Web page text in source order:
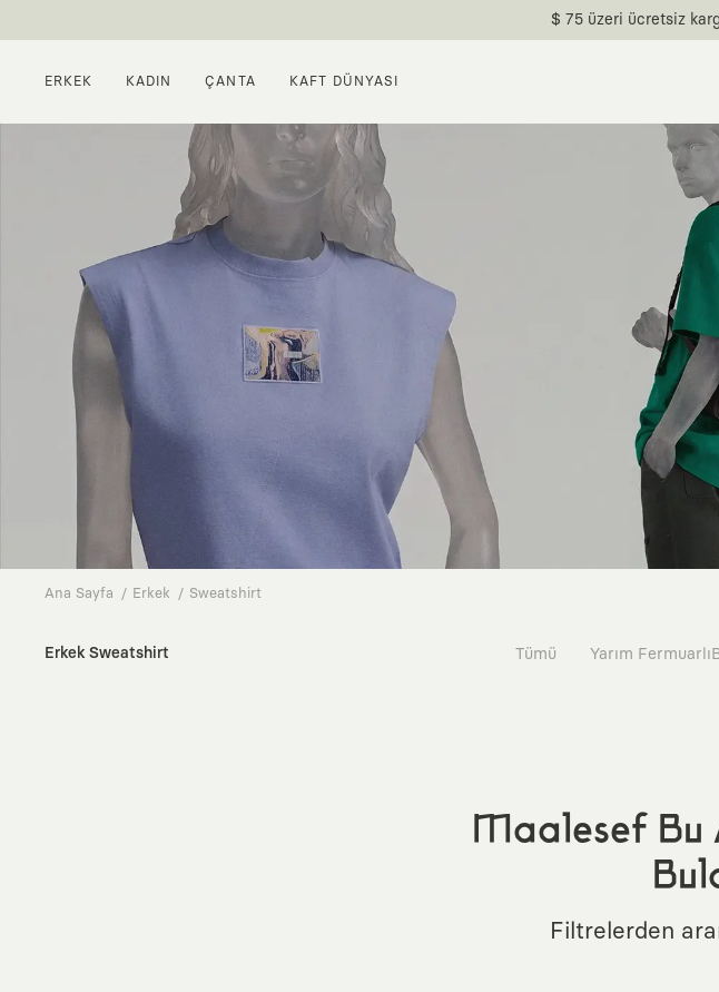
$ 75 üzeri ücretsiz
ERKEK KADIN ÇANTA KAFT DÜNYASI
Ana Sayfa Erkek Sweatshirt
Erkek Sweatshirt Tümü Yarım Fermuarlı
Maalesef Bu
Filtrelerden